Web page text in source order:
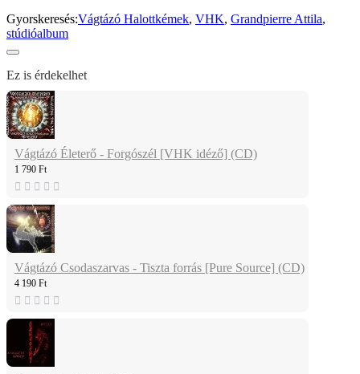
Gyorskeresés:Vágtázó Halottkémek, VHK, Grandpierre Attila,
stúdióalbum
Ez is érdekelhet
Vágtázó Életerő - Forgószél [VHK idéző] (CD)
1 790 Ft
Vágtázó Csodaszarvas - Tiszta forrás [Pure Source] (CD)
4 190 Ft